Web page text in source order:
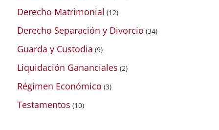
Derecho Matrimonial (12)
Derecho Separación y Divorcio (34)
Guarda y Custodia (9)
Liquidación Gananciales (2)
Régimen Económico (3)
Testamentos (10)